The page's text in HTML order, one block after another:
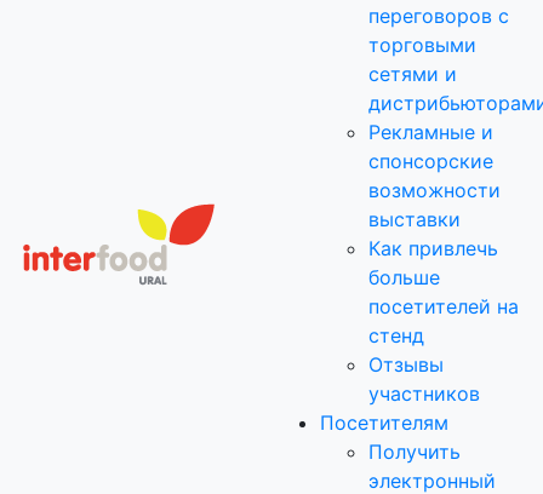
переговоров с
торговыми
сетями и
Рекламные и
спонсорские
возможности
выставки
Как привлечь
больше
посетителей на
стенд
Отзывы
участников
Посетителям
Получить
электронный